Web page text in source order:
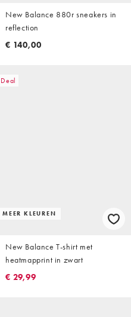
New Balance 880r sneakers in
reflection
€ 140,00
Deal
MEER KLEUREN
New Balance T-shirt met
heatmapprint in zwart
€ 29,99